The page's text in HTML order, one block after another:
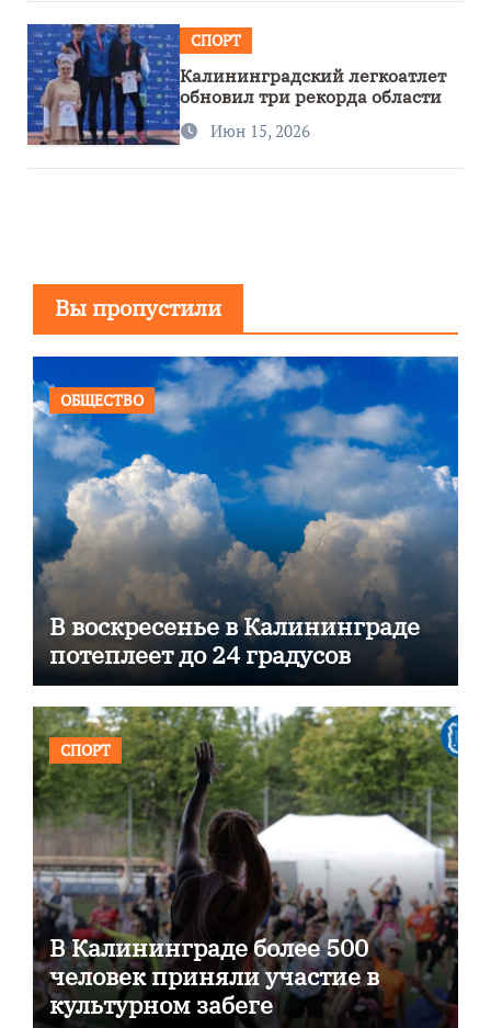
СПОРТ
Калининградский легкоатлет
обновил три рекорда области
Июн 15, 2026
Вы пропустили
ОБЩЕСТВО
В воскресенье в Калининграде
потеплеет до 24 градусов
СПОРТ
В Калининграде более 500
человек приняли участие в
культурном забеге